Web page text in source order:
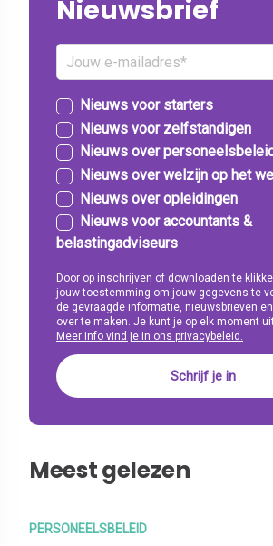
Nieuwsbrief
Nieuws voor starters
Nieuws voor zelfstandigen
Nieuws over
Nieuws over welzijn op het
Nieuws over opleidingen
Nieuws voor accountants &
belastingadviseurs
Door op inschrijven of downloaden te
jouw toestemming om jouw gegevens te
de gevraagde informatie, nieuwsbrieven
over te maken. Je kunt je op elk moment
Meer info vind je in ons privacybeleid.
Meest gelezen
PERSONEELSBELEID